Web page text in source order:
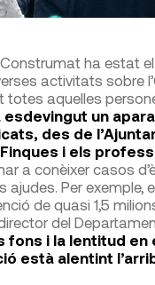
Construmat ha estat
activitats sobre
totes aquelles
esdevingut un
des de
i els
a conèixer casos
Per exemple,
de quasi 1,5
del
fons i la lentitud
està alentint